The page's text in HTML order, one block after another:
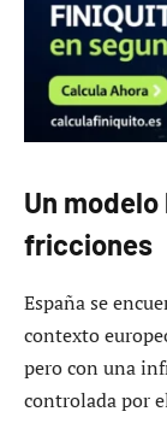
Un
fricciones
España se
contexto
pero con una
controlada por